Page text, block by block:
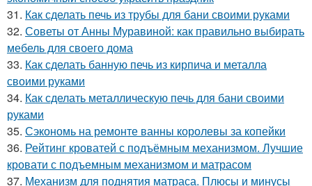
31. Как сделать печь из трубы для бани своими руками
32. Советы от Анны Муравиной: как правильно выбирать
мебель для своего дома
33. Как сделать банную печь из кирпича и металла
своими руками
34. Как сделать металлическую печь для бани своими
руками
35. Сэкономь на ремонте ванны королевы за копейки
36. Рейтинг кроватей с подъёмным механизмом. Лучшие
кровати с подъемным механизмом и матрасом
37. Механизм для поднятия матраса. Плюсы и минусы